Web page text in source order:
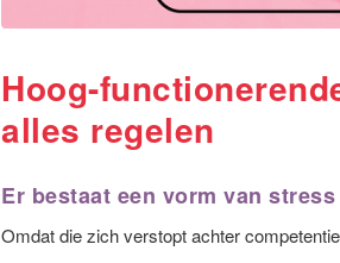
Hoog-
alles regelen
Er bestaat een vorm van
Omdat die zich verstopt achter